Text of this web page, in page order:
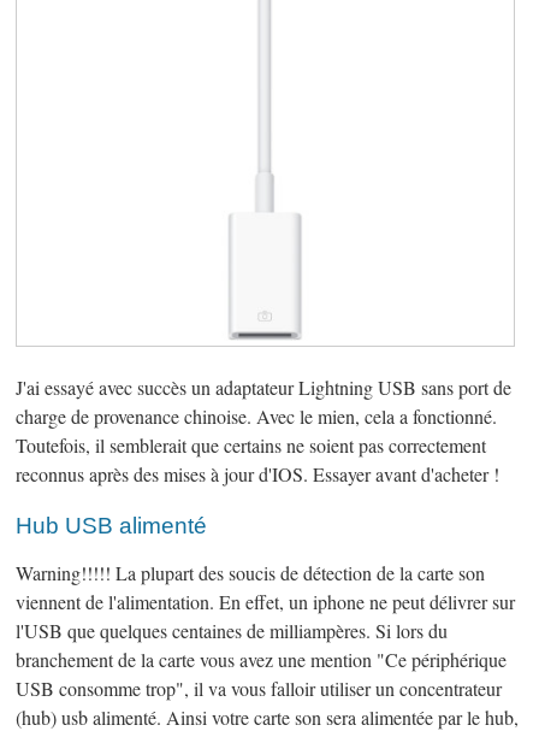
J'ai essayé avec succès un adaptateur Lightning USB sans port de
charge de provenance chinoise. Avec le mien, cela a fonctionné.
Toutefois, il semblerait que certains ne soient pas correctement
reconnus après des mises à jour d'IOS. Essayer avant d'acheter !
Hub USB alimenté
Warning!!!!! La plupart des soucis de détection de la carte son
viennent de l'alimentation. En effet, un iphone ne peut délivrer sur
l'USB que quelques centaines de milliampères. Si lors du
branchement de la carte vous avez une mention "Ce périphérique
USB consomme trop", il va vous falloir utiliser un concentrateur
(hub) usb alimenté. Ainsi votre carte son sera alimentée par le hub,